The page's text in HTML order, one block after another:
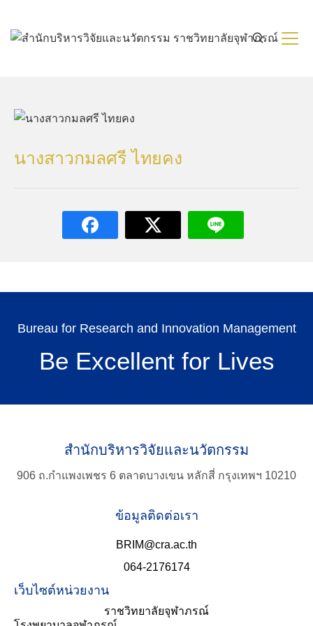
content
นางสาวกมลศรี ไทยคง
Bureau for Research and Innovation Management
Be Excellent for Lives
สำนักบริหารวิจัยและนวัตกรรม
906 ถ.กำแพงเพชร 6 ตลาดบางเขน หลักสี่ กรุงเทพฯ 10210
ข้อมูลติดต่อเรา
BRIM@cra.ac.th
064-2176174
เว็บไซต์หน่วยงาน
ราชวิทยาลัยจุฬาภรณ์